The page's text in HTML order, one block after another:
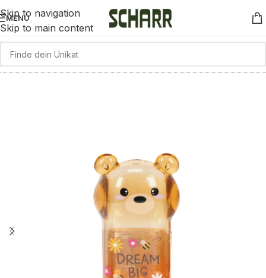
Skip to navigation
Skip to main content
MENÜ